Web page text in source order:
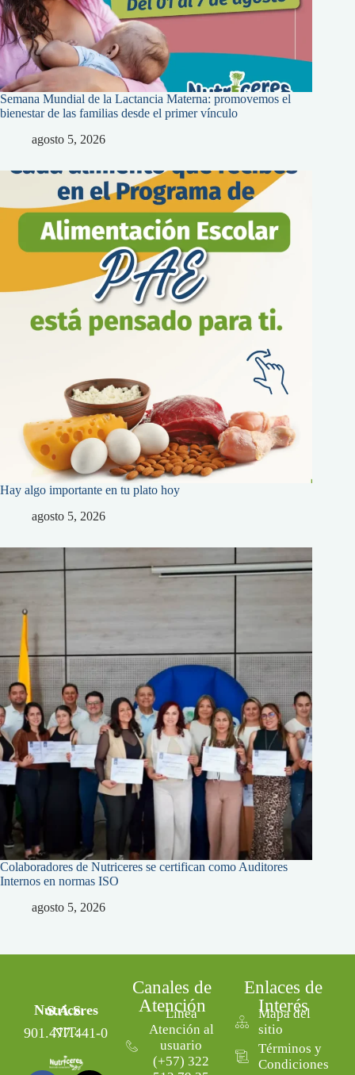
Semana Mundial de la Lactancia Materna: promovemos el
bienestar de las familias desde el primer vínculo
agosto 5, 2026
Hay algo importante en tu plato hoy
agosto 5, 2026
Colaboradores de Nutriceres se certifican como Auditores
Internos en normas ISO
agosto 5, 2026
Nutriceres S.A.S.
NIT: 901.477.441-0
Canales de
Atención
Línea
Atención al
usuario
(+57) 322
Enlaces de
Interés
Mapa del
sitio
Términos y
Condiciones